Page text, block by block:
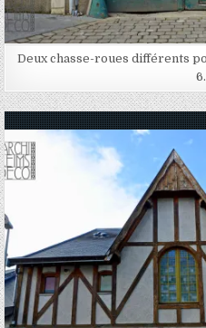
Deux chasse-roues différents
Posted in